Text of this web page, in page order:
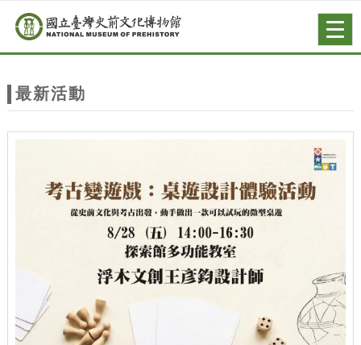
站
主
跳到主要內容
網站導覽
最新活動